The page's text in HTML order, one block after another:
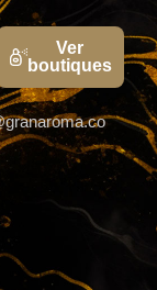
Ver
boutiques